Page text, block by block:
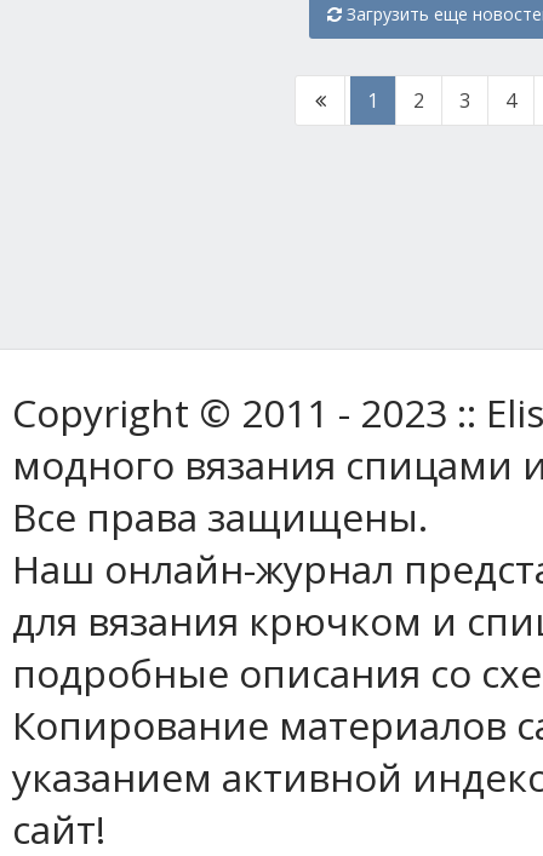
Загрузить еще
1 2 3 4
Copyright © 2011 - 2023 ::
модного вязания спицами
Все права защищены.
Наш онлайн-журнал
для вязания крючком и
подробные описания со
Копирование материалов
указанием активной
сайт!